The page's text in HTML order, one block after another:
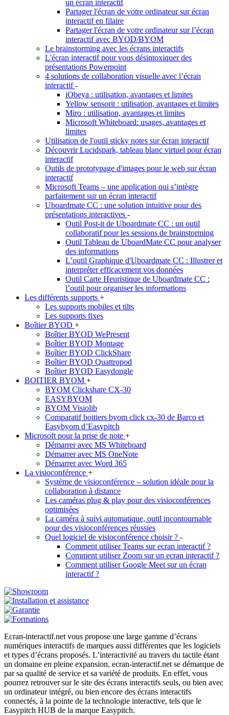
un écran interactif
Partager l'écran de votre ordinateur sur écran
interactif en filaire
Partager l'écran de votre ordinateur sur l’écran
interactif avec BYOD/BYOM
Le brainstorming avec les écrans interactifs
L'écran interactif pour vous désintoxiquer des
présentations Powerpoint
4 solutions de collaboration visuelle avec l’écran
interactif-
iObeya : utilisation, avantages et limites
Yellow sensorit : utilisation, avantages et limites
Miro : utilisation, avantages et limites
Microsoft Whiteboard: usages, avantages et
limites
Utilisation de l'outil sticky notes sur écran interactif
Découvrir Lucidspark, tableau blanc virtuel pour écran
interactif
Outils de prototypage d'images pour le web sur écran
interactif
Microsoft Teams – une application qui s’intègre
parfaitement sur un écran interactif
Uboardmate CC : une solution intuitive pour des
présentations interactives -
Outil Post-it de Uboardmate CC : un outil
collaboratif pour les sessions de brainstorming
Outil Tableau de UboardMate CC pour analyser
des informations
L’outil Graphique d'Uboardmate CC : Illustrer et
interpréter efficacement vos données
Outil Carte Heuristique de Uboardmate CC :
l’outil pour organiser les informations
Les différents supports +
Les supports mobiles et tilts
Les supports fixes
Boîtier BYOD +
Boîtier BYOD WePresent
Boîtier BYOD Montage
Boîtier BYOD ClickShare
Boîtier BYOD Quattropod
Boîtier BYOD Easydongle
BOITIER BYOM +
BYOM Clickshare CX-30
EASYBYOM
BYOM Visiolib
Comparatif boitiers byom click cx-30 de Barco et
Easybyom d’Easypitch
Microsoft pour la prise de note +
Démarrer avec MS Whiteboard
Démarrer avec MS OneNote
Démarrer avec Word 365
La visioconférence +
Système de visioconférence – solution idéale pour la
collaboration à distance
Les caméras plug & play pour des visioconférences
optimisées
La caméra à suivi automatique, outil incontournable
pour des visioconférences réussies
Quel logiciel de visioconférence choisir ? -
Comment utiliser Teams sur ecran interactif ?
Comment utiliser Zoom sur un ecran interactif ?
Comment utiliser Google Meet sur un écran
interactif ?
Ecran-interactif.net vous propose une large gamme d’écrans
numériques interactifs de marques aussi différentes que les logiciels
et types d’écrans proposés. L’interactivité au travers du tactile étant
un domaine en pleine expansion, ecran-interactif.net se démarque de
par sa qualité de service et sa variété de produits. En effet, vous
pourrez retrouver sur le site des écrans interactifs seuls, ou bien avec
un ordinateur intégré, ou bien encore des écrans interactifs
connectés, à la pointe de la technologie interactive, tels que le
Easypitch HUB de la marque Easypitch.